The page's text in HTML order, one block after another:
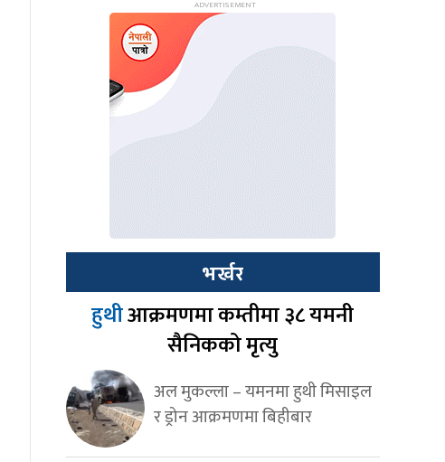
भर्खर
हुथीआक्रमणमा कम्तीमा ३८ यमनी
सैनिकको मृत्यु
अल मुकल्ला – यमनमा हुथी मिसाइल
र ड्रोन आक्रमणमा बिहीबार